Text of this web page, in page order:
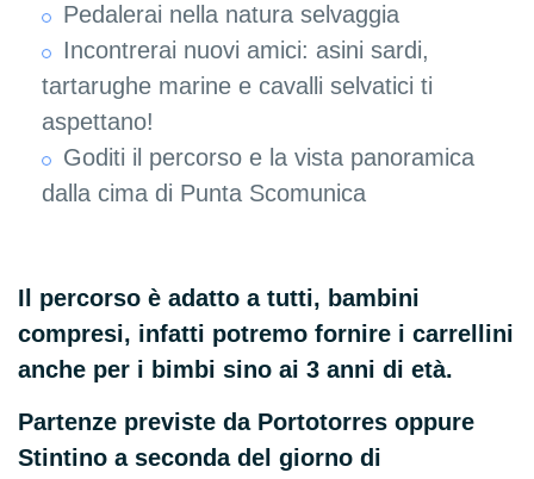
Pedalerai nella natura selvaggia
Incontrerai nuovi amici: asini sardi,
tartarughe marine e cavalli selvatici ti
aspettano!
Goditi il percorso e la vista panoramica
dalla cima di Punta Scomunica
Il percorso è adatto a tutti, bambini
compresi, infatti potremo fornire i carrellini
anche per i bimbi sino ai 3 anni di età.
Partenze previste da Portotorres oppure
Stintino a seconda del giorno di